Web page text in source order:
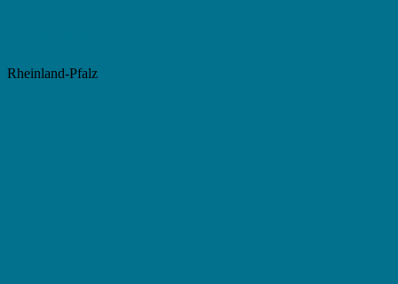
Rheinland-Pfalz